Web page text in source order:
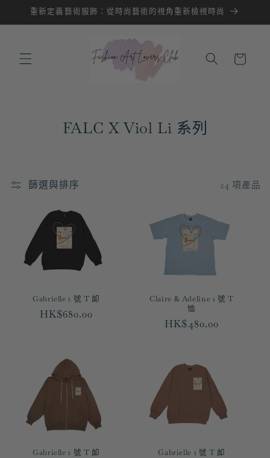
跳至內
重新定義藝術服飾：從時尚藝術的視角重新檢視時尚
物
商
列
FALC X Viol Li 系列
篩選與排序 24 項產品
Gabrielle 1 號 T 卹
定
HK$680.00
Claire & Adeline 1 號 T
恤
定
HK$480.00
Gabrielle 1 號 T 卹 Gabrielle 1 號 T 卹